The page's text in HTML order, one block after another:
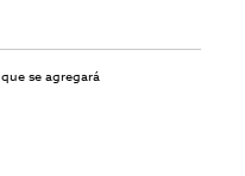
que se agregará